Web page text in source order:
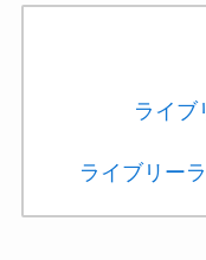
ライブ
ライブリー